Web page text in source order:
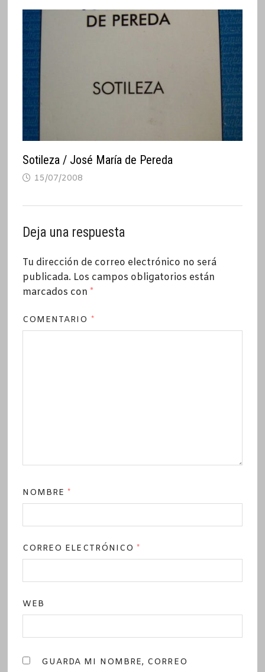
Sotileza / José María de Pereda
15/07/2008
Deja una respuesta
Tu dirección de correo electrónico no será
publicada. Los campos obligatorios están
marcados con *
COMENTARIO *
NOMBRE*
CORREO ELECTRÓNICO*
WEB
GUARDA MI NOMBRE, CORREO